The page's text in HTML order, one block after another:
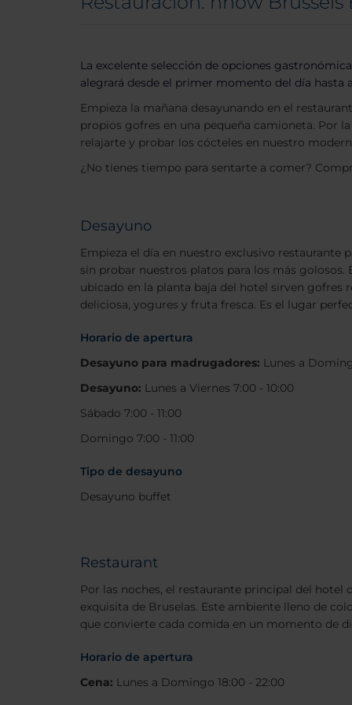
La excelente selección de opciones
alegrará desde el primer momento del día hasta
Empieza la mañana desayunando en el
propios gofres en una pequeña camioneta. Por
relajarte y probar los cócteles en nuestro
¿No tienes tiempo para sentarte a comer?
Desayuno
Empieza el día en nuestro exclusivo restaurante
sin probar nuestros platos para los más golosos.
ubicado en la planta baja del hotel sirven gofres
deliciosa, yogures y fruta fresca. Es el lugar
Horario de apertura
Desayuno para madrugadores: Lunes a
Desayuno: Lunes a Viernes 7:00 - 10:00
Sábado 7:00 - 11:00
Domingo 7:00 - 11:00
Tipo de desayuno
Desayuno buffet
Restaurant
Por las noches, el restaurante principal del hotel
exquisita de Bruselas. Este ambiente lleno de
que convierte cada comida en un momento de
Horario de apertura
Cena: Lunes a Domingo 18:00 - 22:00